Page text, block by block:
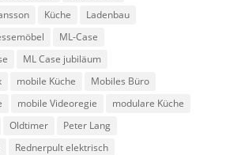
Küche
Ladenbau
ML-Case
ML Case jubiläum
mobile Küche
Mobiles Büro
mobile Videoregie
modulare Küche
Oldtimer
Peter Lang
Rednerpult elektrisch